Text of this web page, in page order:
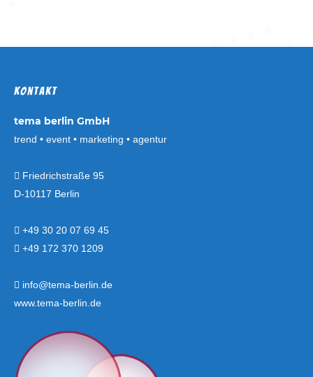
Kontakt
tema berlin GmbH
trend • event • marketing • agentur
Friedrichstraße 95
D-10117 Berlin
+49 30 20 07 69 45
+49 172 370 1209
info@tema-berlin.de
www.tema-berlin.de